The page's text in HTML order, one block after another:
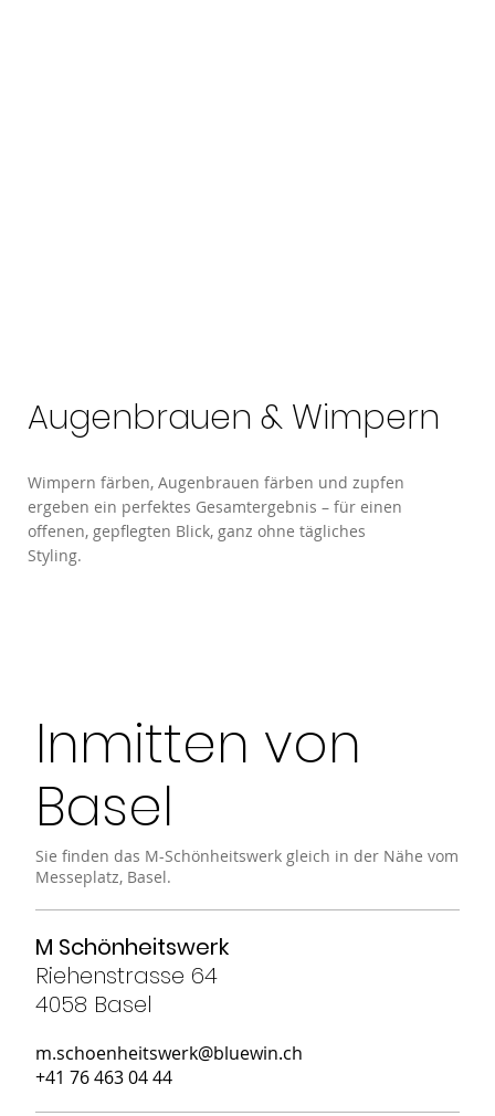
Augenbrauen & Wimpern
Wimpern färben, Augenbrauen färben und zupfen
ergeben ein perfektes Gesamtergebnis – für einen
offenen, gepflegten Blick, ganz ohne tägliches
Styling.
Inmitten von
Basel
Sie finden das M-Schönheitswerk gleich in der Nähe vom
Messeplatz, Basel.
M Schönheitswerk
Riehenstrasse 64
4058 Basel
m.schoenheitswerk@bluewin.ch
+41 76 463 04 44